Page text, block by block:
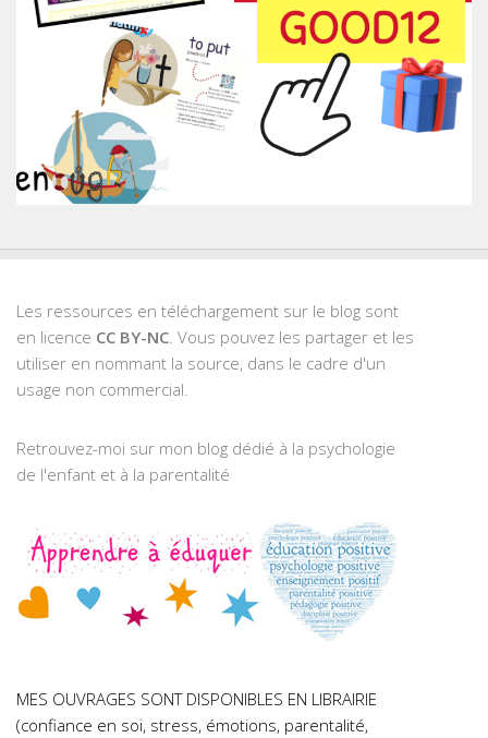
Les ressources en téléchargement sur le blog sont
en licence CC BY-NC . Vous pouvez les partager et les
utiliser en nommant la source, dans le cadre d'un
usage non commercial.
Retrouvez-moi sur mon blog dédié à la psychologie
de l'enfant et à la parentalité
MES OUVRAGES SONT DISPONIBLES EN LIBRAIRIE
(confiance en soi, stress, émotions, parentalité,